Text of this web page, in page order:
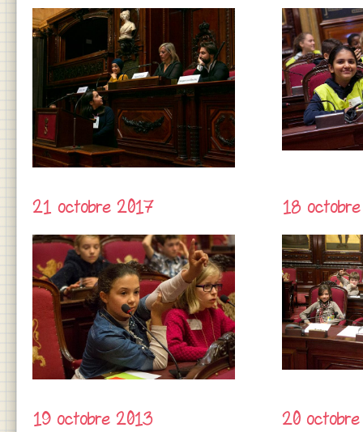
21 octobre 2017 18
19 octobre 2013 20